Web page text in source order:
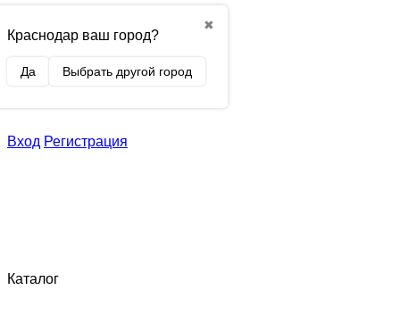
✖
Краснодар ваш город?
Да Выбрать другой город
Вход Регистрация
Каталог